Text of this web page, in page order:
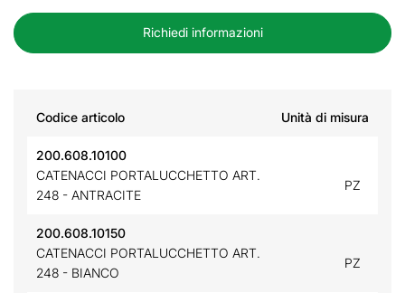
Richiedi informazioni
Codice articolo Unità di misura
200.608.10100
CATENACCI PORTALUCCHETTO ART.
248 - ANTRACITE
PZ
200.608.10150
CATENACCI PORTALUCCHETTO ART.
248 - BIANCO
PZ